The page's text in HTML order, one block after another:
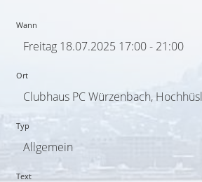
Wann
Freitag 18.07.2025 17:00 - 21:00
Ort
Clubhaus PC Würzenbach,
Typ
Allgemein
Text